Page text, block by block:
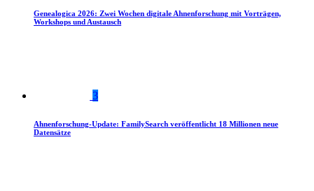
Genealogica 2026: Zwei Wochen digitale Ahnenforschung mit Vorträgen,
Workshops und Austausch
3
Ahnenforschung-Update: FamilySearch veröffentlicht 18 Millionen neue
Datensätze